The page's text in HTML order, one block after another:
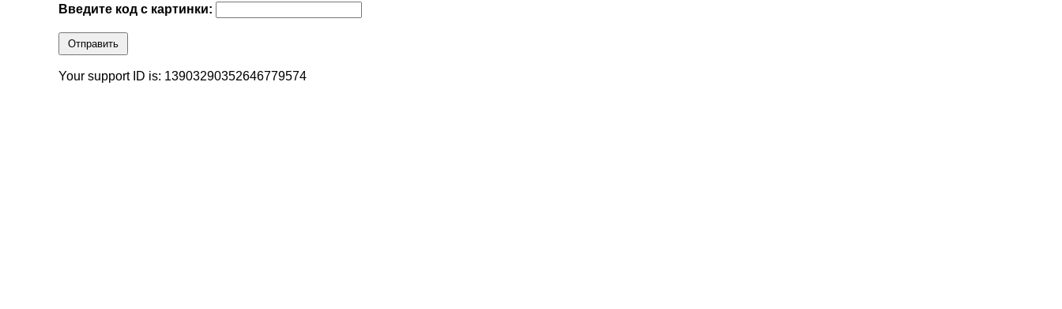
Введите код с картинки:
Отправить
Your support ID is: 13903290352646779574